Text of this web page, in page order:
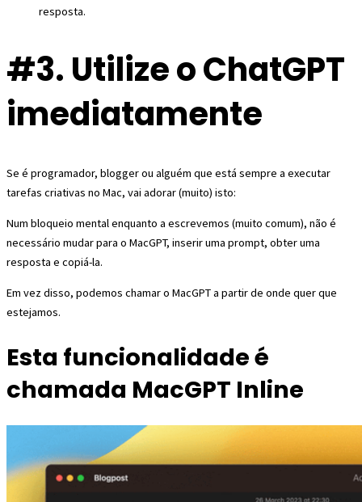
resposta.
#3. Utilize o ChatGPT
imediatamente
Se é programador, blogger ou alguém que está sempre a executar
tarefas criativas no Mac, vai adorar (muito) isto:
Num bloqueio mental enquanto a escrevemos (muito comum), não é
necessário mudar para o MacGPT, inserir uma prompt, obter uma
resposta e copiá-la.
Em vez disso, podemos chamar o MacGPT a partir de onde quer que
estejamos.
Esta funcionalidade é
chamada MacGPT Inline